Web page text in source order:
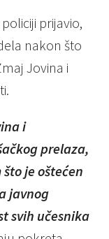
prijavio,
nakon što
Jovina i
i
prelaza,
je oštećen
javnog
svih učesnika